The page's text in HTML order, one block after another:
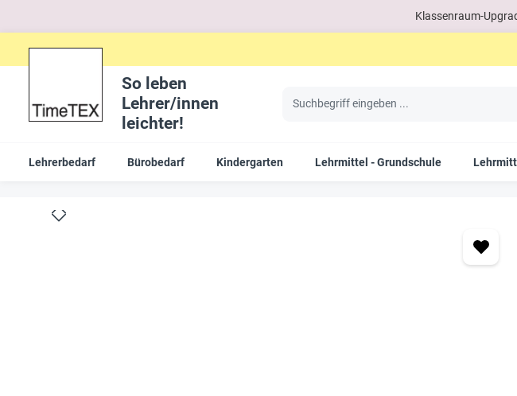
Klassenraum-
So leben
Lehrer/innen
leichter!
Lehrerbedarf Bürobedarf Kindergarten Lehrmittel - Grundschule